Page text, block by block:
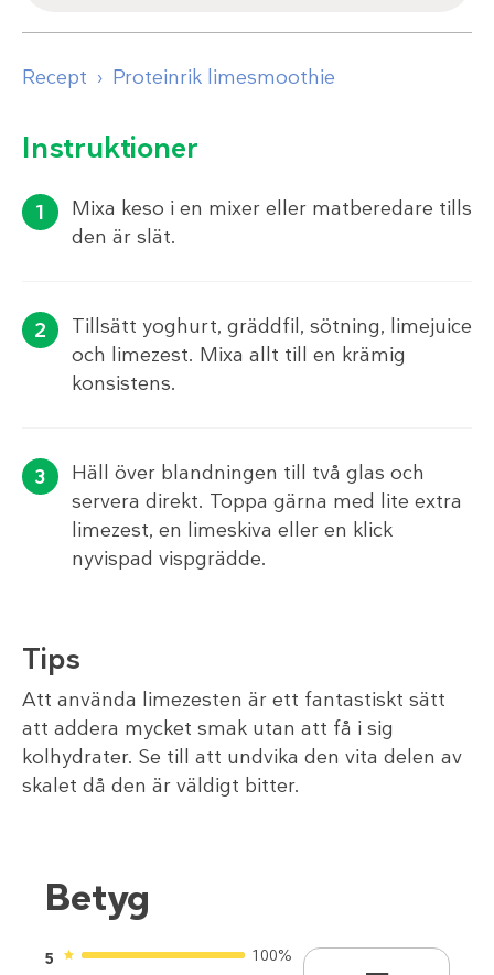
Recept Proteinrik limesmoothie
Instruktioner
Mixa keso i en mixer eller matberedare tills
den är slät.
Tillsätt yoghurt, gräddfil, sötning, limejuice
och limezest. Mixa allt till en krämig
konsistens.
Häll över blandningen till två glas och
servera direkt. Toppa gärna med lite extra
limezest, en limeskiva eller en klick
nyvispad vispgrädde.
Tips
Att använda limezesten är ett fantastiskt sätt
att addera mycket smak utan att få i sig
kolhydrater. Se till att undvika den vita delen av
skalet då den är väldigt bitter.
Betyg
5
100%